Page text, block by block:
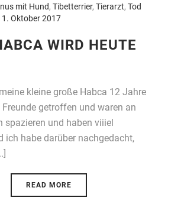
mit Hund, Tibetterrier, Tierarzt, Tod
Oktober 2017
WIRD HEUTE
kleine große Habca 12 Jahre
getroffen und waren an
spazieren und haben viiiel
ich habe darüber nachgedacht,
READ MORE